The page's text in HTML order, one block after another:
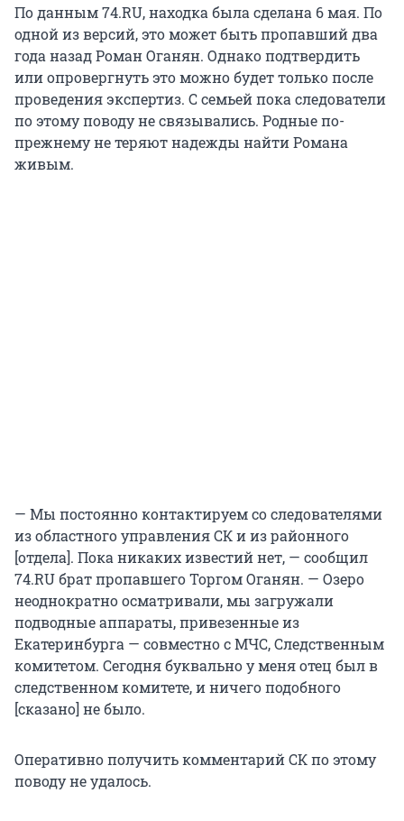
По данным 74.RU, находка была сделана 6 мая. По
одной из версий, это может быть пропавший два
года назад Роман Оганян. Однако подтвердить
или опровергнуть это можно будет только после
проведения экспертиз. С семьей пока следователи
по этому поводу не связывались. Родные по-
прежнему не теряют надежды найти Романа
живым.
— Мы постоянно контактируем со следователями
из областного управления СК и из районного
[отдела]. Пока никаких известий нет, — сообщил
74.RU брат пропавшего Торгом Оганян. — Озеро
неоднократно осматривали, мы загружали
подводные аппараты, привезенные из
Екатеринбурга — совместно с МЧС, Следственным
комитетом. Сегодня буквально у меня отец был в
следственном комитете, и ничего подобного
[сказано] не было.
Оперативно получить комментарий СК по этому
поводу не удалось.